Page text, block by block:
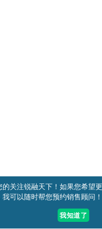
网安备11010802027681号
的关注锐融天下！如果您希望
我可以随时帮您预约销售顾问！
我知道了